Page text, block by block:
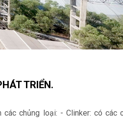
TRIỂN.
chủng loại: - Clinker: có các